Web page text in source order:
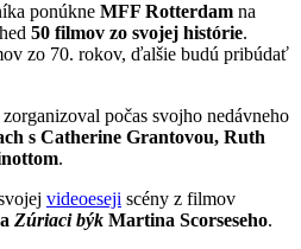
ponúkne MFF Rotterdam na
50 filmov zo svojej histórie.
zo 70. rokov, ďalšie budú pribúdať
počas svojho nedávneho
s Catherine Grantovou, Ruth
.
videoeseji scény z filmov
Zúriaci býk Martina Scorseseho.